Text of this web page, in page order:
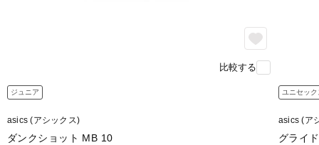
比較する
ジュニア
asics (アシックス)
ダンクショット MB 10
ユニセック
asics (ア
グライ